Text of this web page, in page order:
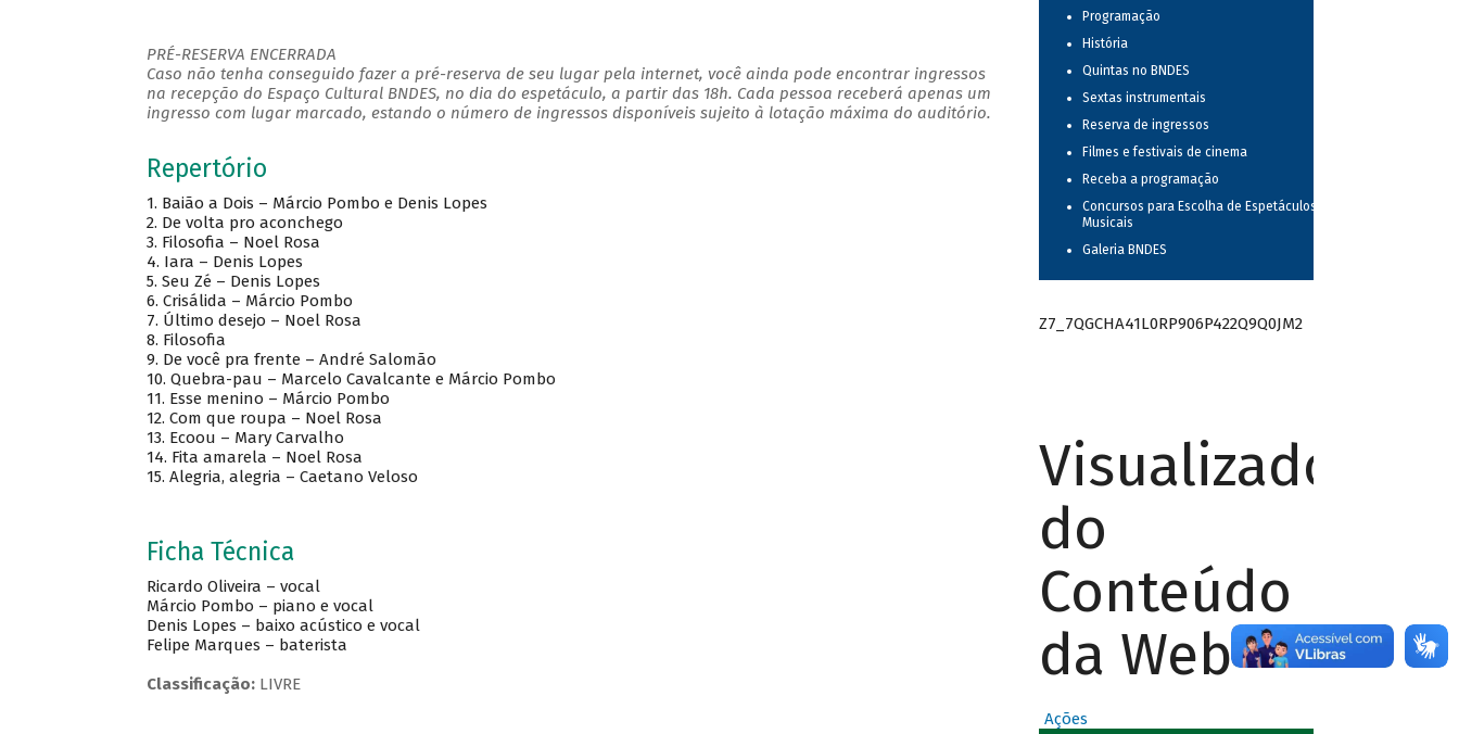
PRÉ-RESERVA ENCERRADA
Caso não tenha conseguido fazer a pré-reserva de seu lugar pela internet, você ainda pode encontrar ingressos
na recepção do Espaço Cultural BNDES, no dia do espetáculo, a partir das 18h. Cada pessoa receberá apenas um
ingresso com lugar marcado, estando o número de ingressos disponíveis sujeito à lotação máxima do auditório.
Repertório
1. Baião a Dois – Márcio Pombo e Denis Lopes
2. De volta pro aconchego
3. Filosofia – Noel Rosa
4. Iara – Denis Lopes
5. Seu Zé – Denis Lopes
6. Crisálida – Márcio Pombo
7. Último desejo – Noel Rosa
8. Filosofia
9. De você pra frente – André Salomão
10. Quebra-pau – Marcelo Cavalcante e Márcio Pombo
11. Esse menino – Márcio Pombo
12. Com que roupa – Noel Rosa
13. Ecoou – Mary Carvalho
14. Fita amarela – Noel Rosa
15. Alegria, alegria – Caetano Veloso
Ficha Técnica
Ricardo Oliveira – vocal
Márcio Pombo – piano e vocal
Denis Lopes – baixo acústico e vocal
Felipe Marques – baterista
Classificação: LIVRE
Programação
História
Quintas no BNDES
Sextas instrumentais
Reserva de ingressos
Filmes e festivais de cinema
Receba a programação
Concursos para Escolha de Espetáculos
Musicais
Galeria BNDES
Z7_7QGCHA41L0RP906P422Q9Q0JM2
Visualizador
do
Conteúdo
da Web
Ações